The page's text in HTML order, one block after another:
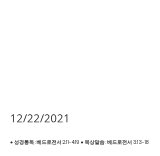
12/22/2021
● 성경통독 : 베드로전서 2:11-4:19 ● 묵상말씀 : 베드로전서 3:13-18